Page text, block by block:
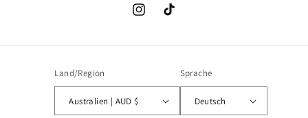
InstagramTikTok
Land/Region
Australien | AUD $
Sprache
Deutsch